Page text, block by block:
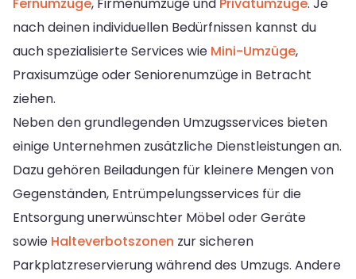
nach deinen individuellen Bedürfnissen kannst du
auch spezialisierte Services wie Mini-Umzüge,
Praxisumzüge oder Seniorenumzüge in Betracht
ziehen.
Neben den grundlegenden Umzugsservices bieten
einige Unternehmen zusätzliche Dienstleistungen an.
Dazu gehören Beiladungen für kleinere Mengen von
Gegenständen, Entrümpelungsservices für die
Entsorgung unerwünschter Möbel oder Geräte
sowie Halteverbotszonen zur sicheren
Parkplatzreservierung während des Umzugs. Andere